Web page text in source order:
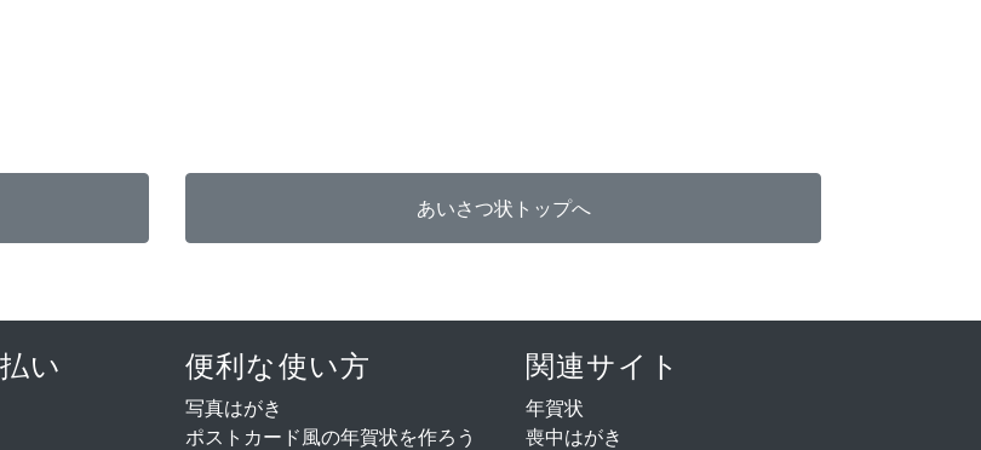
い 便利な使い方
写真はがき
ポストカード風の年賀状を作ろう
関連サイト
年賀状
喪中はがき